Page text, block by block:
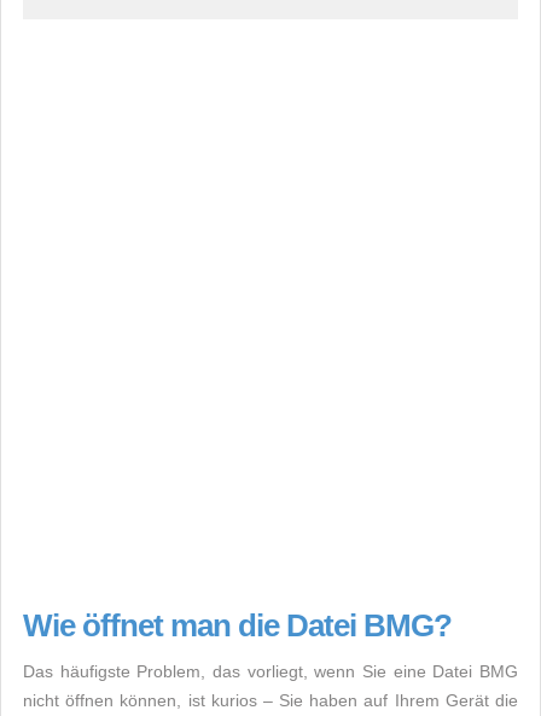
Wie öffnet man die Datei BMG?
Das häufigste Problem, das vorliegt, wenn Sie eine Datei BMG
nicht öffnen können, ist kurios – Sie haben auf Ihrem Gerät die